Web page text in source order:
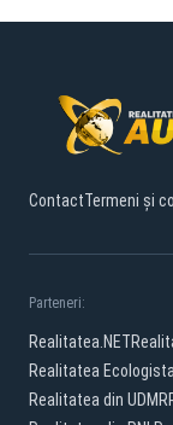
ContactTermeni și
Parteneri:
Realitatea.NET
Realitatea Ecologista
Realitatea din UDMR